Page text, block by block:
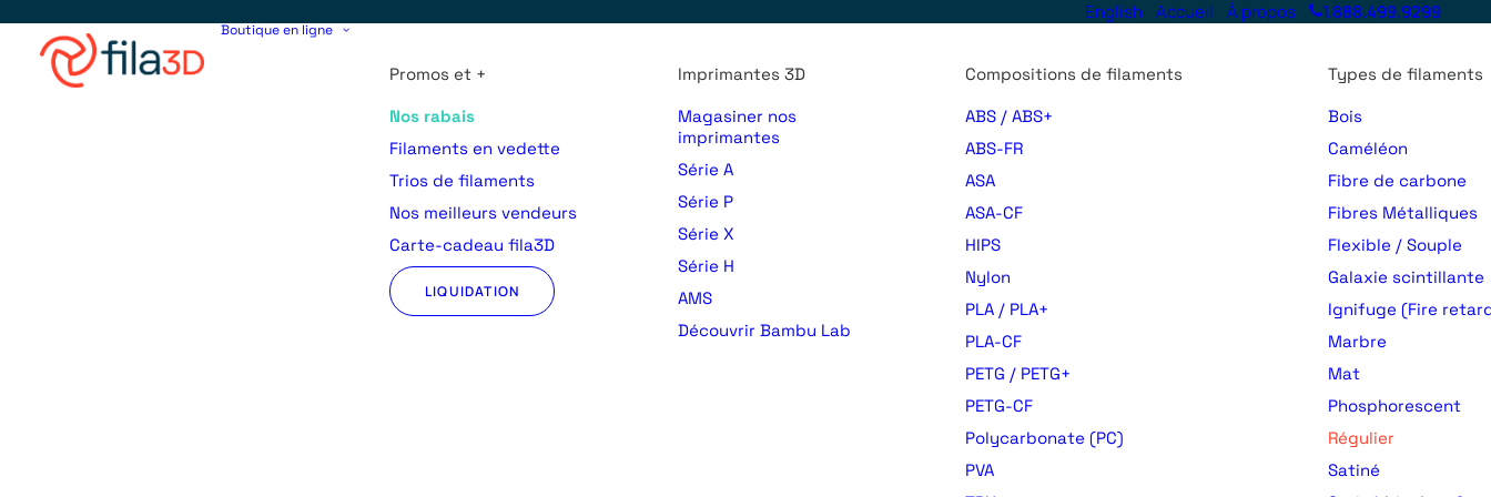
English Accueil À propos 1.888.499.9299
Boutique en ligne
Promos et +
Nos rabais
Filaments en vedette
Trios de filaments
Nos meilleurs vendeurs
Carte-cadeau fila3D
LIQUIDATION
Imprimantes 3D
Magasiner nos
imprimantes
Série A
Série P
Série X
Série H
AMS
Découvrir Bambu Lab
Compositions de filaments
ABS / ABS+
ABS-FR
ASA
ASA-CF
HIPS
Nylon
PLA / PLA+
PLA-CF
PETG / PETG+
PETG-CF
Polycarbonate (PC)
PVA
Types de filaments
Bois
Caméléon
Fibre de carbone
Fibres Métalliques
Flexible / Souple
Galaxie scintillante
Ignifuge (Fire
Marbre
Mat
Phosphorescent
Régulier
Satiné